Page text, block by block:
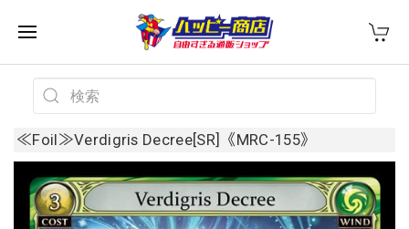
≪Foil≫Verdigris Decree[SR]《MRC-155》